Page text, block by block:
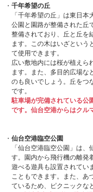
千年希望の丘
「千年希望の丘」は東日
公園と園路が整備された丘
整備されており、丘と丘を
ます。この木はいざという
て使用できます。
広い敷地内には桜が植えら
ます。また、多目的広場な
のも良いでしょう。丘をつ
です。
駐車場が完備されている公
です。仙台空港からはクル
仙台空港臨空公園
「仙台空港臨空公園」は
す。園内から飛行機の離発
遊べる遊具も設置されてい
こともできます。また、あ
ているため、ピクニックな